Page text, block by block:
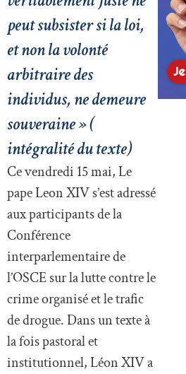
peut subsister si la loi,
et non la volonté
arbitraire des
individus, ne demeure
souveraine » (
intégralité du texte)
Ce vendredi 15 mai, Le
pape Leon XIV s’est adressé
aux participants de la
Conférence
interparlementaire de
l’OSCE sur la lutte contre le
crime organisé et le trafic
de drogue. Dans un texte à
la fois pastoral et
institutionnel, Léon XIV a